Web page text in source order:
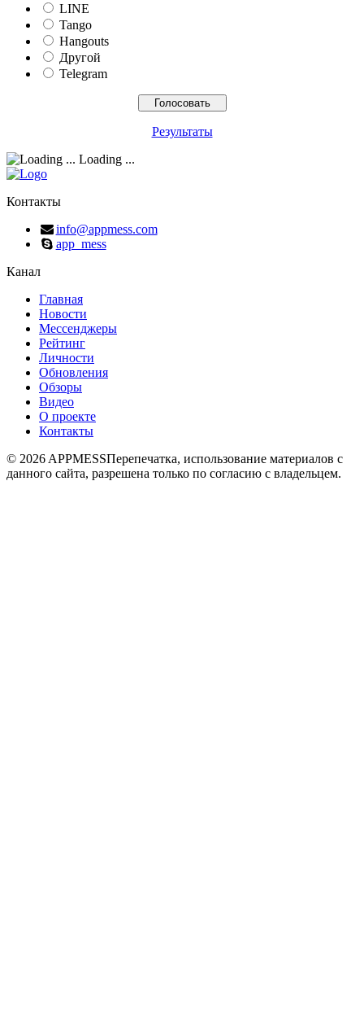
LINE
Tango
Hangouts
Другой
Telegram
Результаты
Loading ...
Контакты
info@appmess.com
app_mess
Канал
Главная
Новости
Мессенджеры
Рейтинг
Личности
Обновления
Обзоры
Видео
О проекте
Контакты
© 2026 APPMESSПерепечатка, использование материалов с
данного сайта, разрешена только по согласию с владельцем.